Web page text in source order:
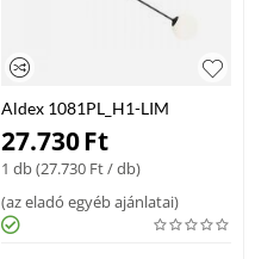
Aldex 1081PL_H1-LIM
mennyezeti lámpa fém / üveg 2
x max 40W E14
27.730Ft
1 db (27.730 Ft/ db)
(az eladó egyéb ajánlatai)